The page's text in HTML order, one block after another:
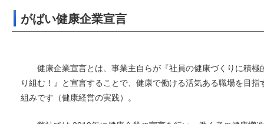
がばい健康企業宣言
健康企業宣言とは、事業主自らが『社員の健康づくりに積極
り組む！』と宣言することで、健康で働ける活気ある職場を目指
組みです（健康経営の実践）。